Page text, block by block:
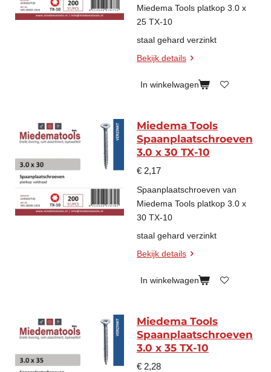
Miedema Tools platkop 3.0 x
25 TX-10
staal gehard verzinkt
Bekijk details
In winkelwagen
Miedema Tools
Spaanplaatschroeven
3.0 x 30 TX-10
€ 2,17
Spaanplaatschroeven van
Miedema Tools platkop 3.0 x
30 TX-10
staal gehard verzinkt
Bekijk details
In winkelwagen
Miedema Tools
Spaanplaatschroeven
3.0 x 35 TX-10
€ 2,28